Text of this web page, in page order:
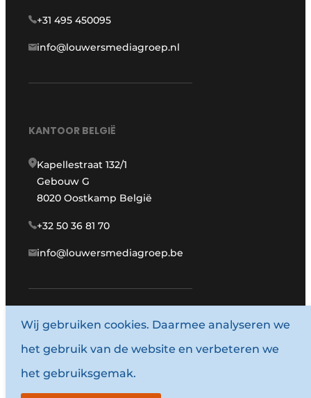
+31 495 450095
info@louwersmediagroep.nl
KANTOOR BELGIË
Kapellestraat 132/1
Gebouw G
8020 Oostkamp België
+32 50 36 81 70
info@louwersmediagroep.be
www.louwersmediagroep.com
© 1987 - 2026 Louwersmediagroep.
Algemene voorwaarden
Wij gebruiken cookies. Daarmee analyseren we
het gebruik van de website en verbeteren we
het gebruiksgemak.